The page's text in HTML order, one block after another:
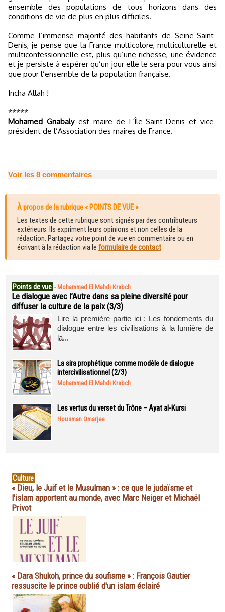
ensemble des populations de tous horizons dans des
conditions de vie de plus en plus difficiles.
Comme l’immense majorité des habitants de Seine-Saint-
Denis, je pense que la France multicolore, multiculturelle et
multiconfessionnelle est, plus qu’une richesse, une évidence
et je persiste à espérer qu’un jour elle le sera pour vous ainsi
que pour l’ensemble de la population française.
Incha Allah !
*****
Mohamed Gnabalyest maire de L’Île-Saint-Denis et vice-
président de l’Association des maires de France.
Voir les 8 commentaires
À propos de la rubrique « POINTS DE VUE »
Les textes de cette rubrique sont signés par des contributeurs
extérieurs. Ils expriment leurs opinions et non celles de la
rédaction. Partagez votre point de vue en commentaire ou en
écrivant à la rédaction via le formulaire de contact.
Points de vue - Mohammed El Mahdi Krabch
Le dialogue avec l’Autre dans sa pleine diversité pour
diffuser la culture de la paix (3/3)
Lire la première partie ici : Les fondements du
dialogue entre les civilisations à la lumière de
la...
La sira prophétique comme modèle de dialogue
intercivilisationnel (2/3)
Mohammed El Mahdi Krabch
Les vertus du verset du Trône – Ayat al-Kursi
Housman Omarjee
Culture
« Dieu, le Juif et le Musulman » : ce que le judaïsme et
l'islam apportent au monde, avec Marc Neiger et Michaël
Privot
« Dara Shukoh, prince du soufisme » : François Gautier
ressuscite le prince oublié d'un islam éclairé